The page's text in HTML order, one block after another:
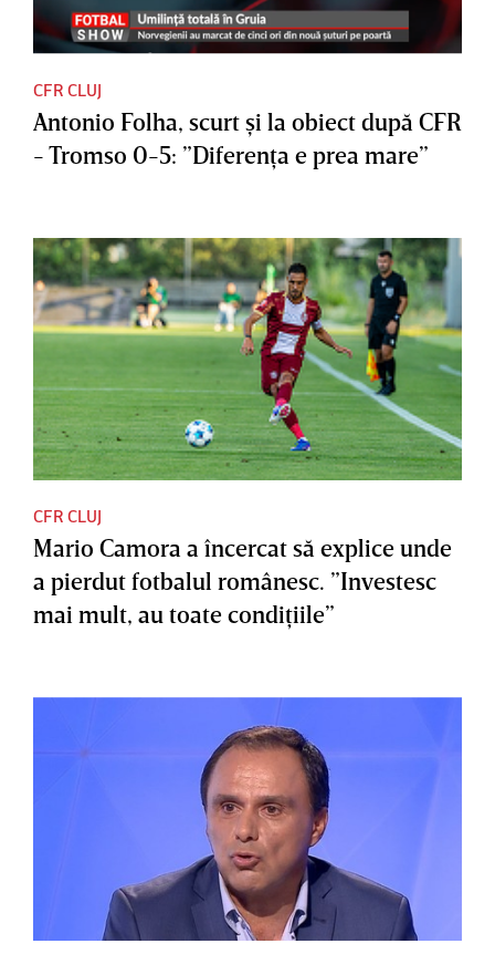
CFR CLUJ
Antonio Folha, scurt şi la obiect după CFR
- Tromso 0-5: ”Diferenţa e prea mare”
CFR CLUJ
Mario Camora a încercat să explice unde
a pierdut fotbalul românesc. ”Investesc
mai mult, au toate condiţiile”